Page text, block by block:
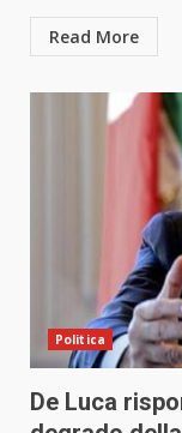
Read More
Politica
De Luca